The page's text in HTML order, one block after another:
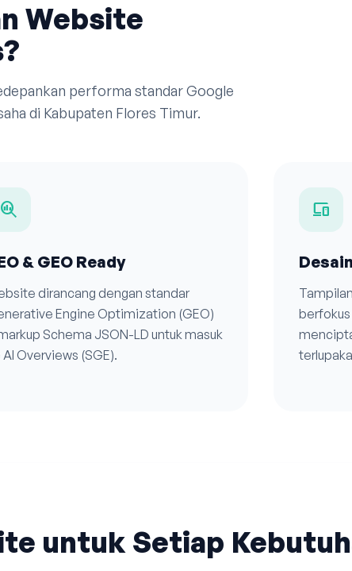
Website
performa standar Google
di Kabupaten Flores Timur.
search_insights
& GEO Ready
dirancang dengan standar
Engine Optimization (GEO)
Schema JSON-LD untuk masuk
AI Overviews (SGE).
devices
untuk Setiap